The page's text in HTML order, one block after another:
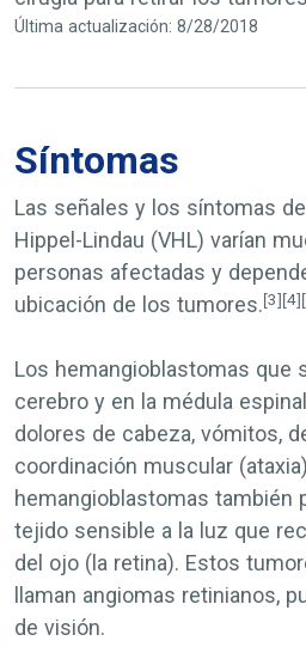
Última actualización: 8/28/2018
Síntomas
Las señales y los síntomas
Hippel-Lindau (VHL) varían
personas afectadas y
ubicación de los tumores.[3][4]
Los hemangioblastomas que
cerebro y en la médula
dolores de cabeza, vómitos,
coordinación muscular
hemangioblastomas también
tejido sensible a la luz que
del ojo (la retina). Estos
llaman angiomas retinianos,
de visión.